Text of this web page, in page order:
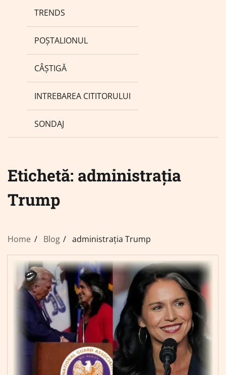
TRENDS
POȘTALIONUL
CÂȘTIGĂ
INTREBAREA CITITORULUI
SONDAJ
Etichetă: administrația
Trump
Home Blog administrația Trump